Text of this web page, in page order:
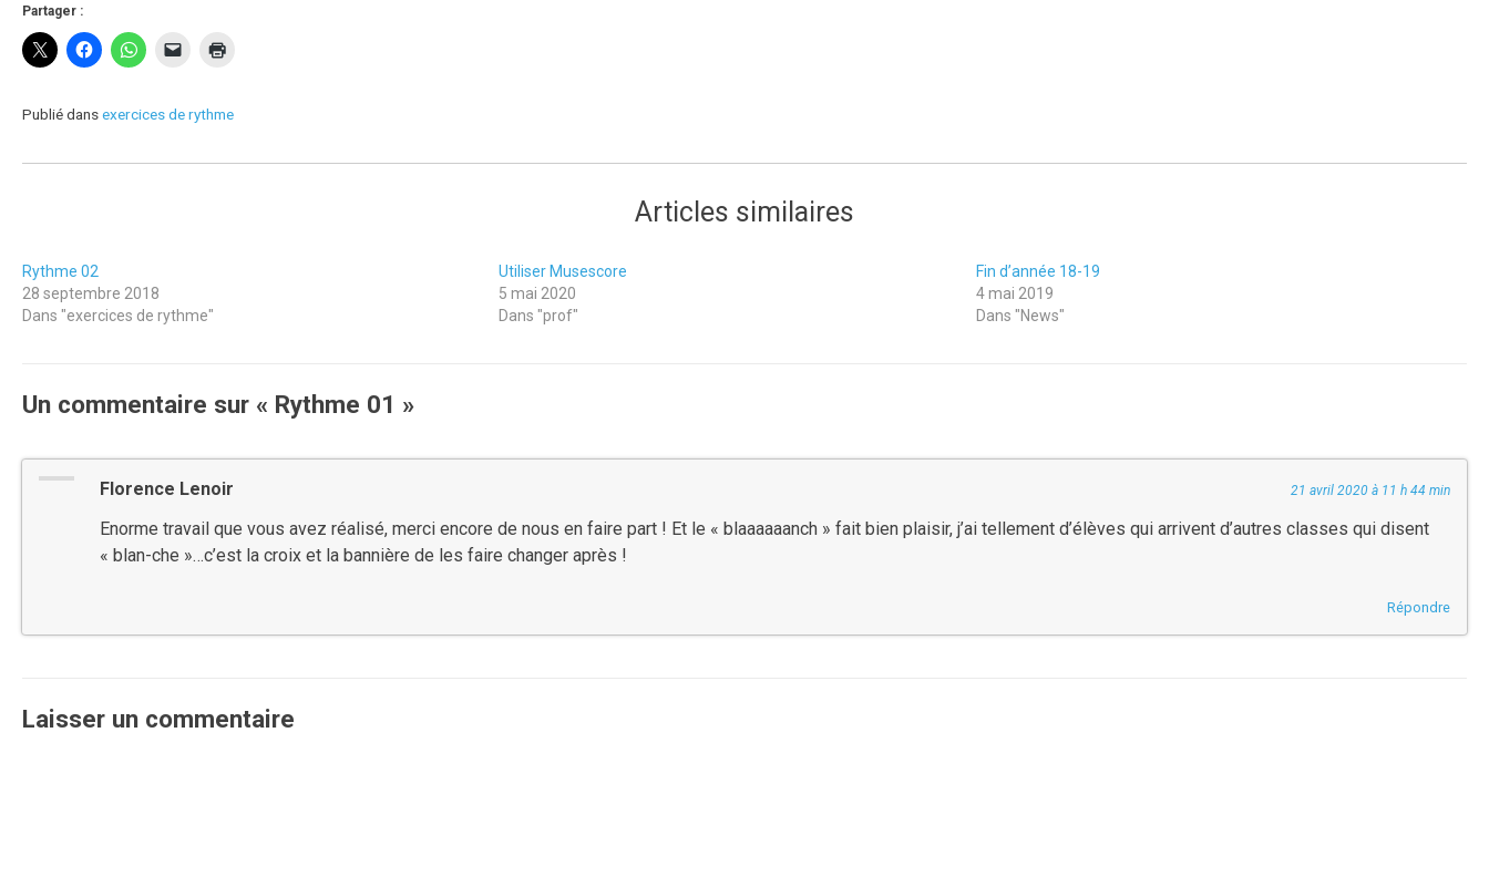
Partager :
Publié dansexercices de rythme
Articles similaires
Rythme 02
28 septembre 2018
Dans "exercices de rythme"
Utiliser Musescore
5 mai 2020
Dans "prof"
Fin d’année 18-19
4 mai 2019
Dans "News"
Un commentaire sur « Rythme 01 »
Florence Lenoir 21 avril 2020 à 11 h 44 min
Enorme travail que vous avez réalisé, merci encore de nous en faire part ! Et le « blaaaaaanch » fait bien plaisir, j’ai tellement d’élèves qui arrivent d’autres classes qui disent
« blan-che »…c’est la croix et la bannière de les faire changer après !
Répondre
Laisser un commentaire